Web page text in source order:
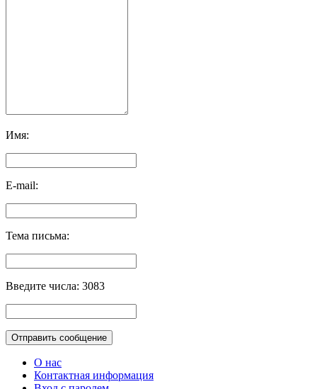
Имя:
E-mail:
Тема письма:
Введите числа: 3083
О нас
Контактная информация